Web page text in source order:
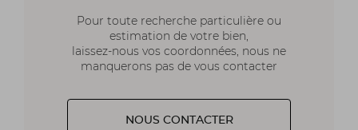
Pour toute recherche particulière ou
estimation de votre bien,
laissez-nous vos coordonnées, nous ne
manquerons pas de vous contacter
NOUS CONTACTER